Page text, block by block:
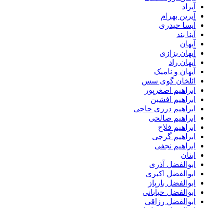
آیراد
آیرین بهرام
آیسا حیدری
آینا بند
آیهان
آیهان بزازی
آیهان راد
آیهان و نامیک
ائلخان گوی سس
ابراهیم اصغرپور
ابراهیم افشین
ابراهیم درزی حاجی
ابراهیم صالحی
ابراهیم فلاح
ابراهیم گرجی
ابراهیم نجفی
ابنان
ابوالفضل آذری
ابوالفضل اکبری
ابوالفضل بارپاز
ابوالفضل خیابانی
ابوالفضل رزاقی